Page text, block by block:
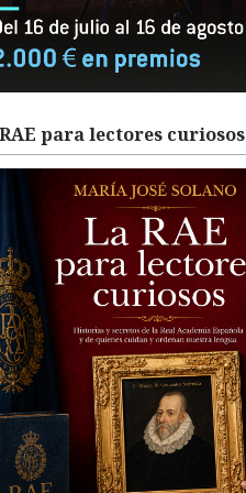
para lectores curiosos